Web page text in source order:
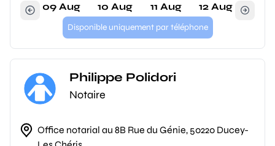
09 Aug
10 Aug
11 Aug
12 Aug
Disponible uniquement par téléphone
Philippe Polidori
Notaire
Office notarial au 8B Rue du Génie, 50220 Ducey-